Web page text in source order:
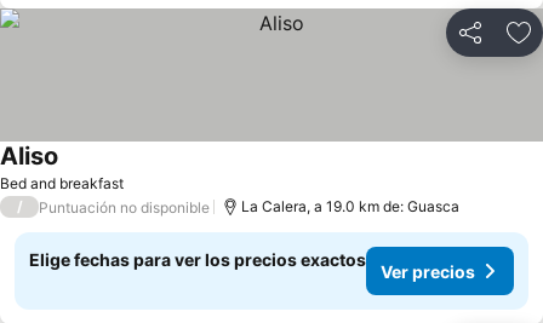
Compartir
Bed and breakfast
Aliso
/ Puntuación no disponible La Calera, a 19.0 km de: Guasca
Elige fechas para ver los precios exactos
Ver precios